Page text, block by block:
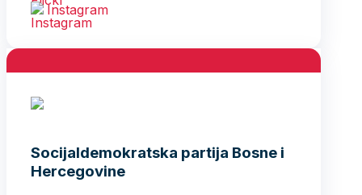
Instagram
Socijaldemokratska partija Bosne i
Hercegovine